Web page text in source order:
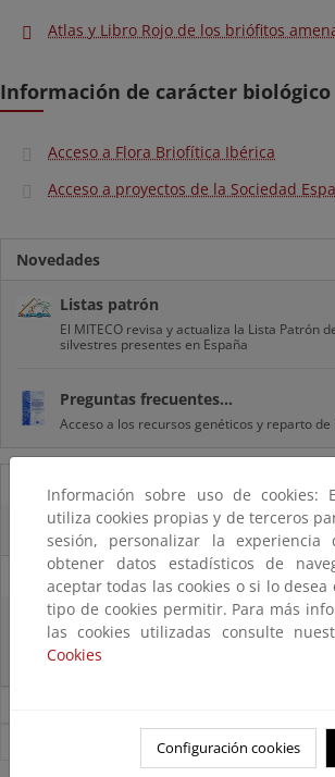
Atlas y Libro Rojo de los briófitos
Información de carácter biológico
Acceso a Flora Briofítica Ibérica
Acceso a proyectos de la Sociedad
Novedades
Listas patrón
El MITECO revisa y actualiza la Lista Patrón
silvestres presentes en España
Preguntas frecuentes...
Acceso a los recursos genéticos y reparto de
14/08/2025
El OAPN y el IEO-CSIC exploran los fondos marinos
11/08/2025
El MITECO recibe 485 propuestas para proyectos
ámbito del empleo verde, la sostenibilidad del
bioeconomía y la conservación de la biodiversidad
Ver todas las noticias
Información sobre uso de cookies:
utiliza cookies propias y de terceros
sesión, personalizar la
obtener datos estadísticos de
aceptar todas las cookies o si lo
tipo de cookies permitir. Para más
las cookies utilizadas consulte
Cookies
Configuración cookies